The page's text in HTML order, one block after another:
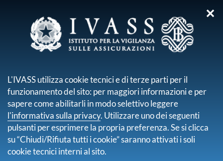
sei qui:
Risultati della ricerca
Trova contenuto
all'interno di
Altre pubblicazioni
dove
Nel titolo e nella descrizione
con data
2013
✕
L'IVASS utilizza cookie tecnici e di terze parti per il
funzionamento del sito: per maggiori informazioni e per
sapere come abilitarli in modo selettivo leggere
l'informativa sulla privacy. Utilizzare uno dei seguenti
pulsanti per esprimere la propria preferenza. Se si clicca
su “Chiudi/Rifiuta tutti i cookie” saranno attivati i soli
cookie tecnici interni al sito.